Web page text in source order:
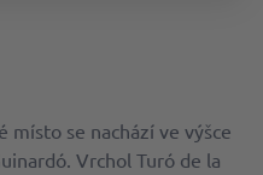
místo se nachází ve výšce
Vrchol Turó de la